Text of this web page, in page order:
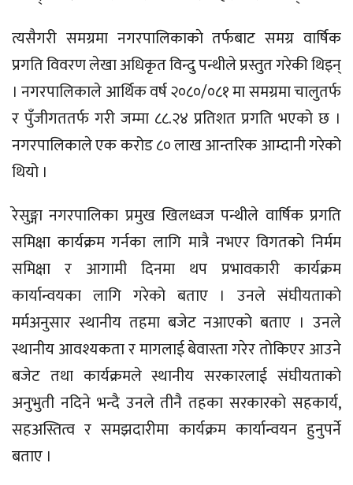
त्यसैगरी समग्रमा नगरपालिकाकाे तर्फबाट समग्र वार्षिक
प्रगति विवरण लेखा अधिकृत विन्दु पन्थीले प्रस्तुत गरेकी थिइन्
। नगरपालिकाले आर्थिक वर्ष २०८०/०८१ मा समग्रमा चालुतर्फ
र पुँजीगततर्फ गरी जम्मा ८८.२४ प्रतिशत प्रगति भएको छ ।
नगरपालिकाले एक करोड ८० लाख आन्तरिक आम्दानी गरेको
थियो ।
रेसुङ्गा नगरपालिका प्रमुख खिलध्वज पन्थीले वार्षिक प्रगति
समिक्षा कार्यक्रम गर्नका लागि मात्रै नभएर विगतको निर्मम
समिक्षा र आगामी दिनमा थप प्रभावकारी कार्यक्रम
कार्यान्वयका लागि गरेको बताए । उनले संघीयताकाे
मर्मअनुसार स्थानीय तहमा बजेट नआएको बताए । उनले
स्थानीय आवश्यकता र मागलाई बेवास्ता गरेर ताेकिएर आउने
बजेट तथा कार्यक्रमले स्थानीय सरकारलाई संघीयताकाे
अनुभुती नदिने भन्दै उनले तीनै तहका सरकारकाे सहकार्य,
सहअस्तित्व र समझदारीमा कार्यक्रम कार्यान्वयन हुनुपर्ने
बताए ।